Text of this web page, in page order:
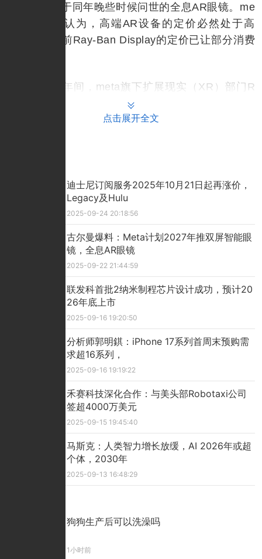
技术突破在于同年晚些时候问世的全息AR眼镜。me
ta方面似乎认为，高端AR设备的定价必然处于高
位，即便当前Ray-Ban Display的定价已让部分消费
过去十年间，meta旗下扩展现实（XR）部门R
eality Labs持续投入大量资金，至今仍处于亏损状
态。但公司依然坚持加大研发投入，显然是希望在
念是否具备现实可行性。
点击展开全文
迪士尼订阅服务2025年10月21日起再涨价，
Legacy及Hulu
2025-09-24 20:18:56
古尔曼爆料：Meta计划2027年推双屏智能眼
镜，全息AR眼镜
2025-09-22 21:44:59
联发科首批2纳米制程芯片设计成功，预计20
26年底上市
2025-09-16 19:20:50
分析师郭明錤：iPhone 17系列首周末预购需
求超16系列，
2025-09-16 19:19:22
禾赛科技深化合作：与美头部Robotaxi公司
签超4000万美元
2025-09-15 19:45:40
马斯克：人类智力增长放缓，AI 2026年或超
个体，2030年
2025-09-13 16:48:29
狗狗生产后可以洗澡吗
1小时前